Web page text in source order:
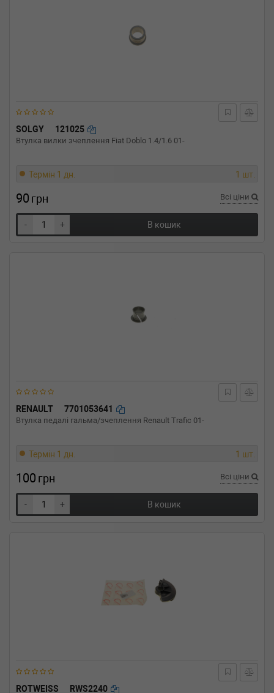
SOLGY 121025
Втулка вилки зчеплення Fiat Doblo 1.4/1.6 01-
Термін 1 дн. 1 шт.
90 грн Всі ціни
- + В кошик
RENAULT 7701053641
Втулка педалі гальма/зчеплення Renault Trafic 01-
Термін 1 дн. 1 шт.
100 грн Всі ціни
- + В кошик
ROTWEISS RWS2240